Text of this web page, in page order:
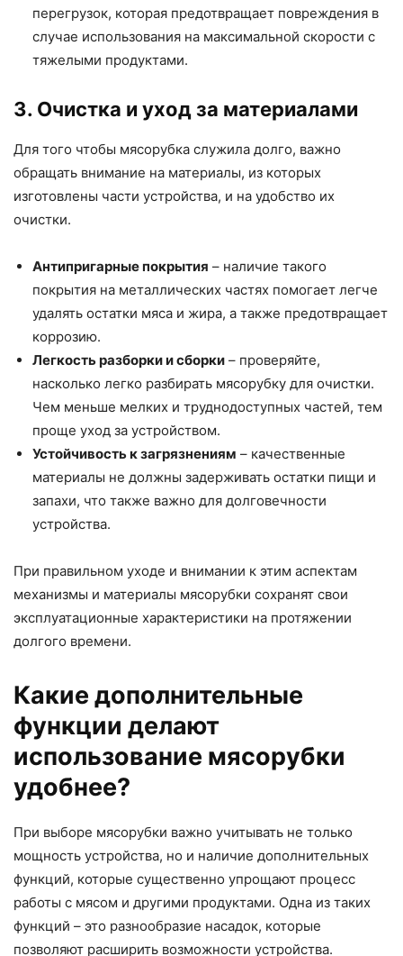
перегрузок, которая предотвращает повреждения в
случае использования на максимальной скорости с
тяжелыми продуктами.
3. Очистка и уход за материалами
Для того чтобы мясорубка служила долго, важно
обращать внимание на материалы, из которых
изготовлены части устройства, и на удобство их
очистки.
Антипригарные покрытия – наличие такого
покрытия на металлических частях помогает легче
удалять остатки мяса и жира, а также предотвращает
коррозию.
Легкость разборки и сборки – проверяйте,
насколько легко разбирать мясорубку для очистки.
Чем меньше мелких и труднодоступных частей, тем
проще уход за устройством.
Устойчивость к загрязнениям – качественные
материалы не должны задерживать остатки пищи и
запахи, что также важно для долговечности
устройства.
При правильном уходе и внимании к этим аспектам
механизмы и материалы мясорубки сохранят свои
эксплуатационные характеристики на протяжении
долгого времени.
Какие дополнительные
функции делают
использование мясорубки
удобнее?
При выборе мясорубки важно учитывать не только
мощность устройства, но и наличие дополнительных
функций, которые существенно упрощают процесс
работы с мясом и другими продуктами. Одна из таких
функций – это разнообразие насадок, которые
позволяют расширить возможности устройства.